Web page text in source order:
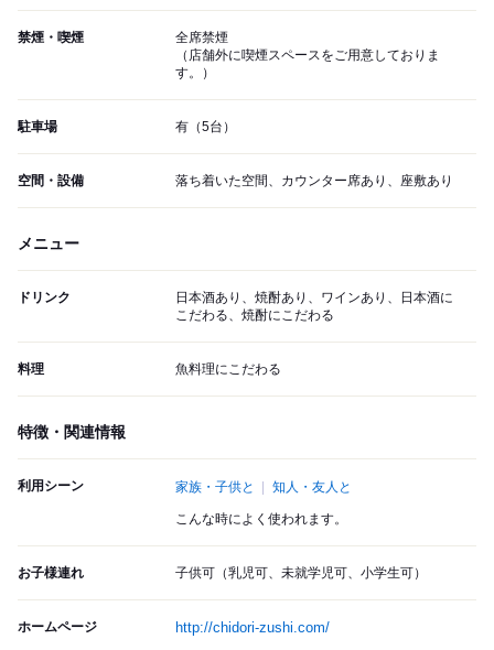
禁煙・喫煙
全席禁煙
（店舗外に喫煙スペースをご用意しておりま
す。）
駐車場 有（5台）
空間・設備 落ち着いた空間、カウンター席あり、座敷あり
メニュー
ドリンク
日本酒あり、焼酎あり、ワインあり、日本酒に
こだわる、焼酎にこだわる
料理 魚料理にこだわる
特徴・関連情報
利用シーン 家族・子供と 知人・友人と
こんな時によく使われます。
お子様連れ 子供可（乳児可、未就学児可、小学生可）
ホームページ http://chidori-zushi.com/